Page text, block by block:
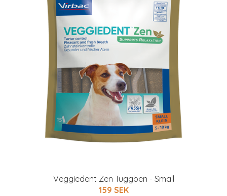
Veggiedent Zen Tuggben - Small
159 SEK